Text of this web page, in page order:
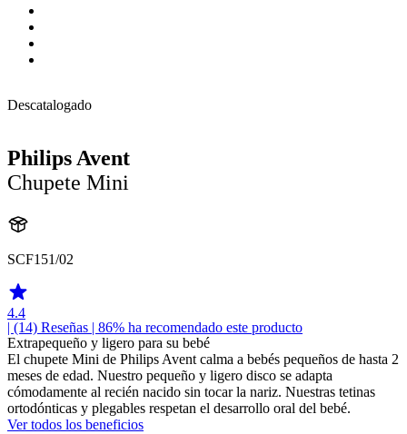
Descatalogado
Philips Avent
Chupete Mini
SCF151/02
4.4
| (14) Reseñas | 86% ha recomendado este producto
Extrapequeño y ligero para su bebé
El chupete Mini de Philips Avent calma a bebés pequeños de hasta 2
meses de edad. Nuestro pequeño y ligero disco se adapta
cómodamente al recién nacido sin tocar la nariz. Nuestras tetinas
ortodónticas y plegables respetan el desarrollo oral del bebé.
Ver todos los beneficios